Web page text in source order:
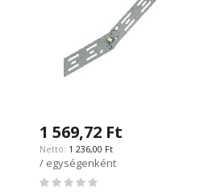
1 569,72 Ft
1 236,00 Ft
/ egységenként
Rating: